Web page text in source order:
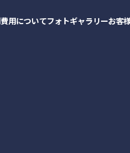
費用についてフォトギャラリーお客